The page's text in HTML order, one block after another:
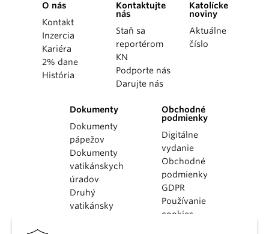
O nás
Kontakt
Inzercia
Kariéra
2% dane
História
Kontaktujte
nás
Staň sa
reportérom
KN
Podporte nás
Darujte nás
Katolícke
noviny
Aktuálne
číslo
Dokumenty
Dokumenty
pápežov
Dokumenty
vatikánskych
úradov
Druhý
vatikánsky
Obchodné
podmienky
Digitálne
vydanie
Obchodné
podmienky
GDPR
Používanie
cookies